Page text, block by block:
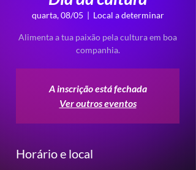
quarta, 08/05
  |
Local a determinar
Alimenta a tua paixão pela cultura em boa
companhia.
A inscrição está fechada
Ver outros eventos
Horário e local